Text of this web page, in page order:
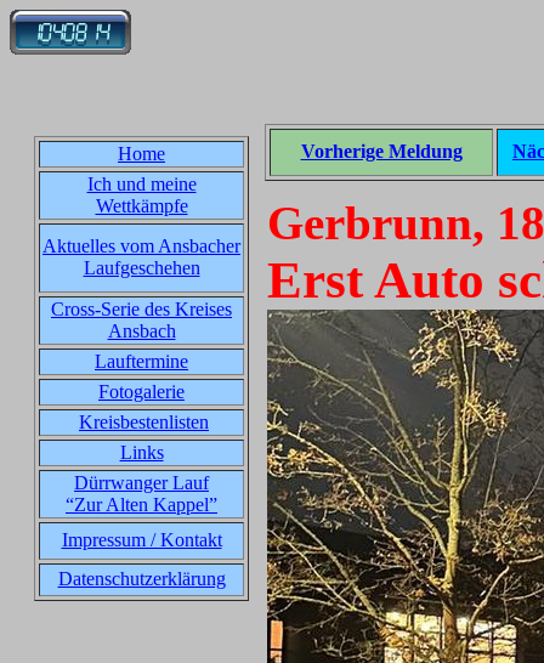
Home
Ich und meine
Wettkämpfe
Aktuelles vom Ansbacher
Laufgeschehen
Cross-Serie des Kreises
Ansbach
Lauftermine
Fotogalerie
Kreisbestenlisten
Links
Dürrwanger Lauf
“Zur Alten Kappel”
Impressum / Kontakt
Datenschutzerklärung
Vorherige Meldung
Gerbrunn,
Erst Auto